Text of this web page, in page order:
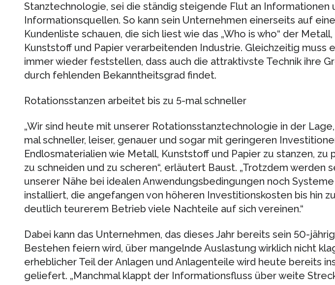
Stanztechnologie, sei die ständig steigende Flut an Informationen
Informationsquellen. So kann sein Unternehmen einerseits auf eine
Kundenliste schauen, die sich liest wie das „Who is who“ der Metall,
Kunststoff und Papier verarbeitenden Industrie. Gleichzeitig muss
immer wieder feststellen, dass auch die attraktivste Technik ihre
durch fehlenden Bekanntheitsgrad findet.
Rotationsstanzen arbeitet bis zu 5-mal schneller
„Wir sind heute mit unserer Rotationsstanztechnologie in der
mal schneller, leiser, genauer und sogar mit geringeren
Endlosmaterialien wie Metall, Kunststoff und Papier zu stanzen, zu
zu schneiden und zu scheren“, erläutert Baust. „Trotzdem werden
unserer Nähe bei idealen Anwendungsbedingungen noch Systeme
installiert, die angefangen von höheren Investitionskosten bis hin zu
deutlich teurerem Betrieb viele Nachteile auf sich vereinen.“
Dabei kann das Unternehmen, das dieses Jahr bereits sein 50-
Bestehen feiern wird, über mangelnde Auslastung wirklich nicht
erheblicher Teil der Anlagen und Anlagenteile wird heute bereits
geliefert. „Manchmal klappt der Informationsfluss über weite